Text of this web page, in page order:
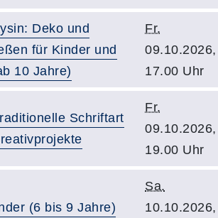
Deko und
für Kinder und
10 Jahre)
Fr.
09.10.2026,
17.00 Uhr
Schriftart
Fr.
09.10.2026,
19.00 Uhr
(6 bis 9 Jahre)
Sa.
10.10.2026,